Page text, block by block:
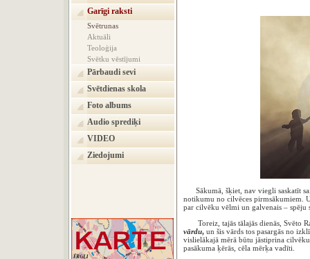
Garīgi raksti
Svētrunas
Aktuāli
Teoloģija
Svētku vēstījumi
Pārbaudi sevi
Svētdienas skola
Foto albums
Audio sprediķi
VIDEO
Ziedojumi
Sākumā, šķiet, nav viegli saskatīt
notikumu no cilvēces pirmsākumiem.
par cilvēku vēlmi un galvenais – spēju
Toreiz, tajās tālajās dienās, Svēto
vārdu, un šis vārds tos pasargās no
vislielākajā mērā būtu jāstiprina
pasākuma ķērās, cēla mērķa vadīti.